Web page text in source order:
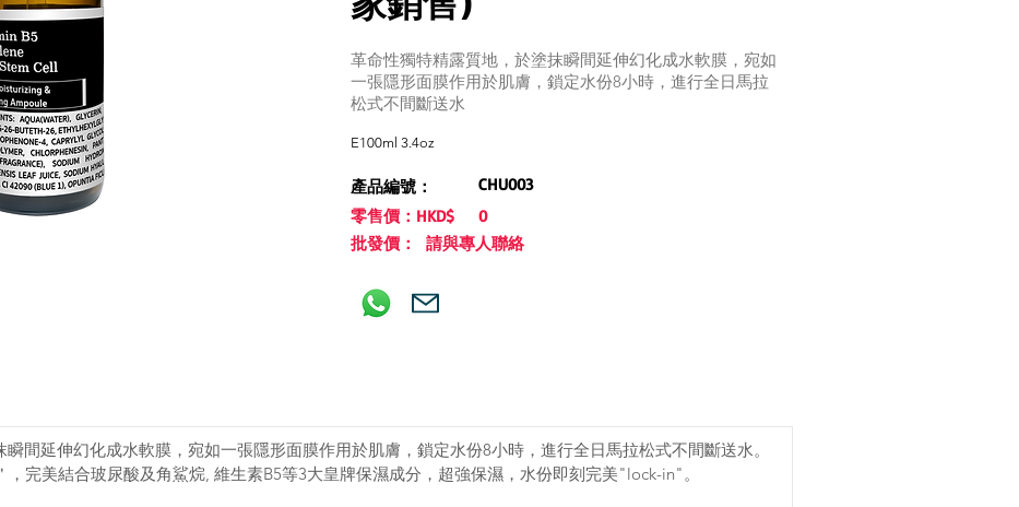
革命性獨特精露質地，於塗抹瞬間延伸幻化成水軟膜，宛如
一張隱形面膜作用於肌膚，鎖定水份8小時，進行全日馬拉
松式不間斷送水
E100ml 3.4oz
產品編號：
CHU003
零售價：HKD$
0
批發價： 請與專人聯絡
間延伸幻化成水軟膜，宛如一張隱形面膜作用於肌膚，鎖定水份8小時，進行全日馬拉松式不間斷送水。
，完美結合玻尿酸及角鯊烷, 維生素B5等3大皇牌保濕成分，超強保濕，水份即刻完美"lock-in"。